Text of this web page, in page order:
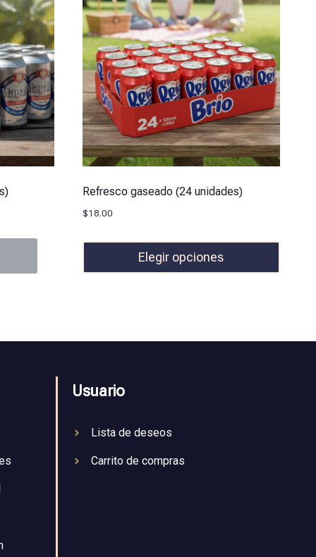
Refresco gaseado (24 unidades)
$18.00
Elegir opciones
Usuario
Lista de deseos
Carrito de compras